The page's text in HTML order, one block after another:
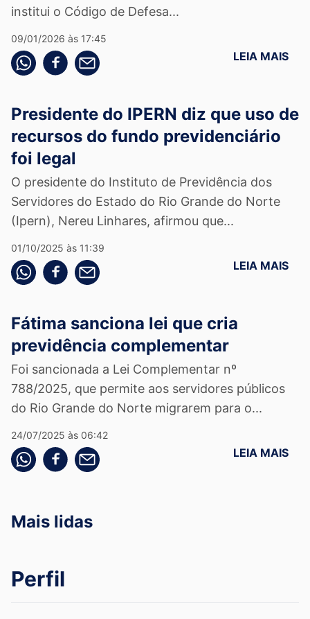
institui o Código de Defesa...
09/01/2026 às 17:45
Compartilhe pelo whatsapp
Compartilhar no facebook
Compartilhe pelo email LEIA MAIS
Presidente do IPERN diz que uso de
recursos do fundo previdenciário
foi legal
O presidente do Instituto de Previdência dos
Servidores do Estado do Rio Grande do Norte
(Ipern), Nereu Linhares, afirmou que...
01/10/2025 às 11:39
Compartilhe pelo whatsapp
Compartilhar no facebook
Compartilhe pelo email LEIA MAIS
Fátima sanciona lei que cria
previdência complementar
Foi sancionada a Lei Complementar nº
788/2025, que permite aos servidores públicos
do Rio Grande do Norte migrarem para o...
24/07/2025 às 06:42
Compartilhe pelo whatsapp
Compartilhar no facebook
Compartilhe pelo email LEIA MAIS
Mais lidas
Perfil